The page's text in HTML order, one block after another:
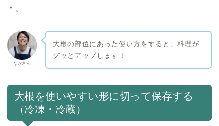
＾。
なかさん
大根の部位にあった使い方をすると、料理が
グッとアップします！
大根を使いやすい形に切って保存する
（冷凍・冷蔵）